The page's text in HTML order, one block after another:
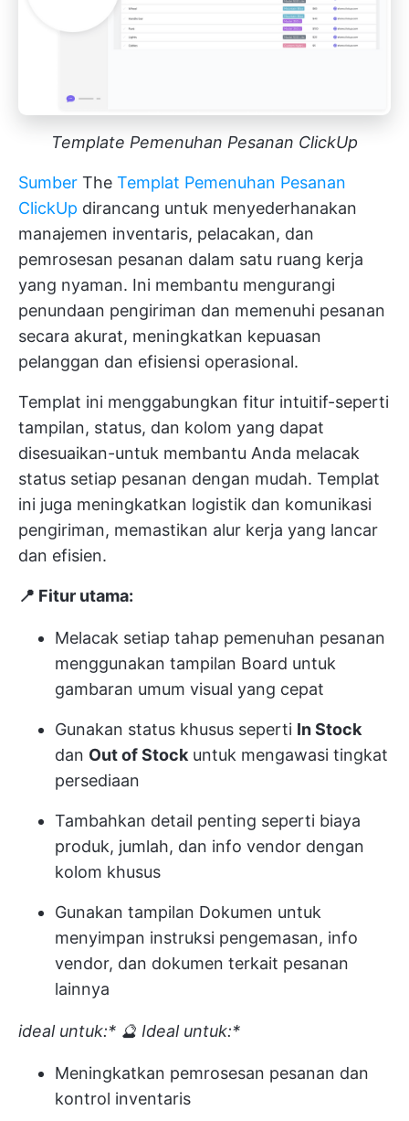
Template Pemenuhan Pesanan ClickUp
Sumber The Templat Pemenuhan Pesanan
ClickUp dirancang untuk menyederhanakan
manajemen inventaris, pelacakan, dan
pemrosesan pesanan dalam satu ruang kerja
yang nyaman. Ini membantu mengurangi
penundaan pengiriman dan memenuhi pesanan
secara akurat, meningkatkan kepuasan
pelanggan dan efisiensi operasional.
Templat ini menggabungkan fitur intuitif-seperti
tampilan, status, dan kolom yang dapat
disesuaikan-untuk membantu Anda melacak
status setiap pesanan dengan mudah. Templat
ini juga meningkatkan logistik dan komunikasi
pengiriman, memastikan alur kerja yang lancar
dan efisien.
📍 Fitur utama:
Melacak setiap tahap pemenuhan pesanan
menggunakan tampilan Board untuk
gambaran umum visual yang cepat
Gunakan status khusus seperti In Stock
dan Out of Stock untuk mengawasi tingkat
persediaan
Tambahkan detail penting seperti biaya
produk, jumlah, dan info vendor dengan
kolom khusus
Gunakan tampilan Dokumen untuk
menyimpan instruksi pengemasan, info
vendor, dan dokumen terkait pesanan
lainnya
ideal untuk:* 🔮 Ideal untuk:*
Meningkatkan pemrosesan pesanan dan
kontrol inventaris